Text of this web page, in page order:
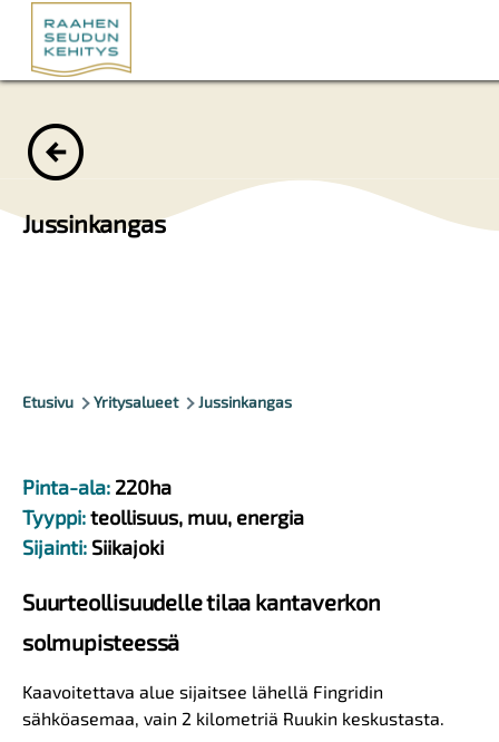
Hyppää pääsisältöön
Jussinkangas
Murupolku
Etusivu Yritysalueet Jussinkangas
Pinta-ala: 220ha
Tyyppi:teollisuus, muu, energia
Sijainti: Siikajoki
Suurteollisuudelle tilaa kantaverkon
solmupisteessä
Kaavoitettava alue sijaitsee lähellä Fingridin
sähköasemaa, vain 2 kilometriä Ruukin keskustasta.